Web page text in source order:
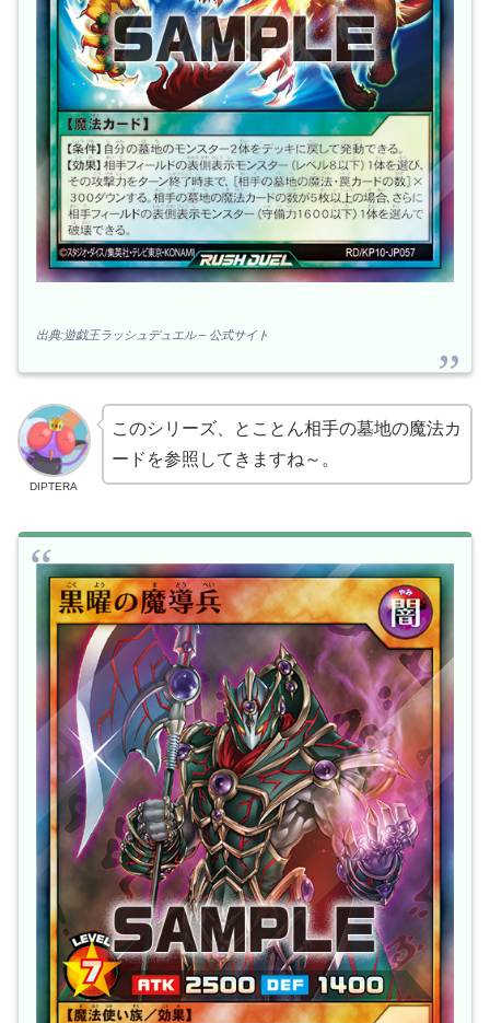
出典:遊戯王ラッシュデュエル – 公式サイト
DIPTERA
このシリーズ、とことん相手の墓地の魔法カ
ードを参照してきますね～。